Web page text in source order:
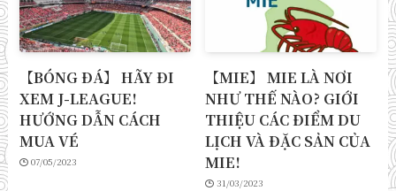
【BÓNG ĐÁ】 HÃY ĐI
XEM J-LEAGUE!
HƯỚNG DẪN CÁCH
MUA VÉ
07/05/2023
【MIE】 MIE LÀ NƠI
NHƯ THẾ NÀO? GIỚI
THIỆU CÁC ĐIỂM DU
LỊCH VÀ ĐẶC SẢN CỦA
MIE!
31/03/2023